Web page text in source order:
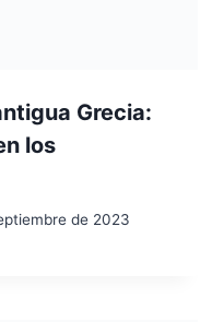
Grecia:
los
de 2023